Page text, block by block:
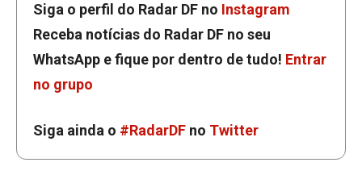
Siga o perfil do Radar DF no Instagram
Receba notícias do Radar DF no seu
WhatsApp e fique por dentro de tudo! Entrar
no grupo
Siga ainda o #RadarDF no Twitter